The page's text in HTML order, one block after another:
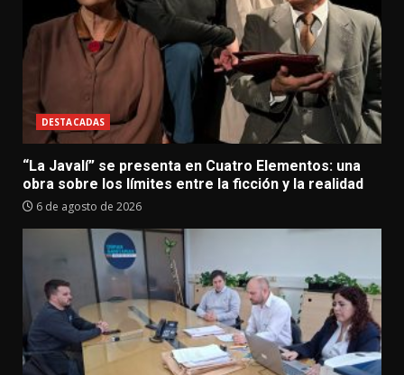
DESTACADAS
“La Javalí” se presenta en Cuatro Elementos: una
obra sobre los límites entre la ficción y la realidad
6 de agosto de 2026